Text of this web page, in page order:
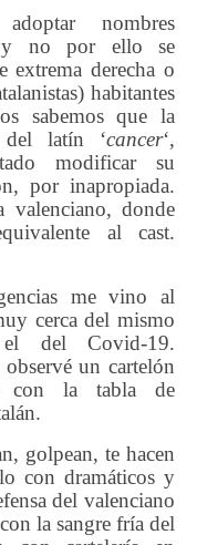
nombres
y no por ello se
extrema derecha o
habitantes
sabemos que la
del latín ‘cancer‘,
modificar su
por inapropiada.
donde
al cast.
me vino al
cerca del mismo
del Covid-19.
un cartelón
con la tabla de
golpean, te hacen
con dramáticos y
del valenciano
la sangre fría del